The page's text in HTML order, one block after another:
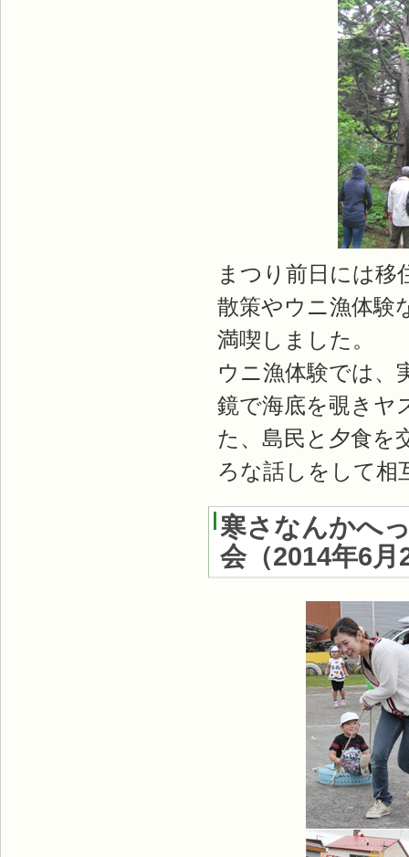
まつり前日には移
散策やウニ漁体験
満喫しました。
ウニ漁体験では、
鏡で海底を覗きヤ
た、島民と夕食を
ろな話しをして相
寒さなんかへ
会（2014年6月